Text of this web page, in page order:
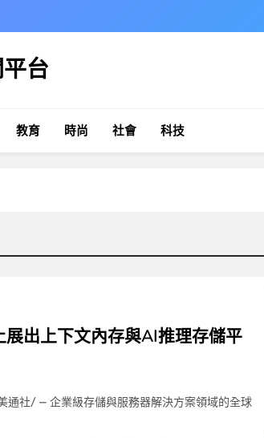
台
教育 時尚 社會 科技
出上下文內存與AI推理存儲平
通社/ — 企業級存儲與服務器解決方案領域的全球